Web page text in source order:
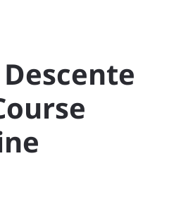
Descente